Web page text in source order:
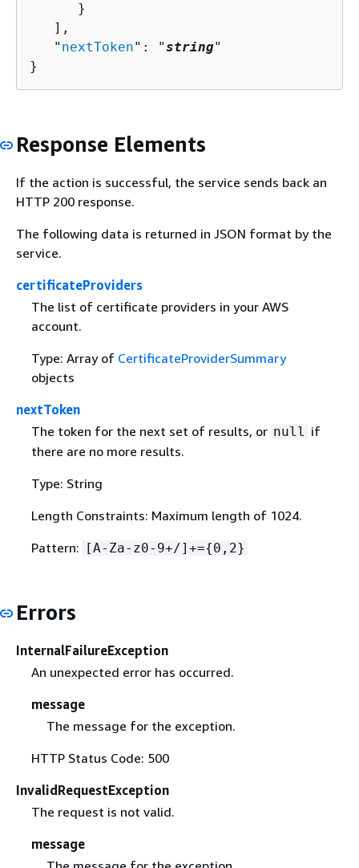
      }
   ],
   "
nextToken": "string"
}
Response Elements
If the action is successful, the service sends back an
HTTP 200 response.
The following data is returned in JSON format by the
service.
certificateProviders
The list of certificate providers in your AWS
account.
Type: Array of CertificateProviderSummary
objects
nextToken
The token for the next set of results, or null if
there are no more results.
Type: String
Length Constraints: Maximum length of 1024.
Pattern: [A-Za-z0-9+/]+={0,2}
Errors
InternalFailureException
An unexpected error has occurred.
message
The message for the exception.
HTTP Status Code: 500
InvalidRequestException
The request is not valid.
message